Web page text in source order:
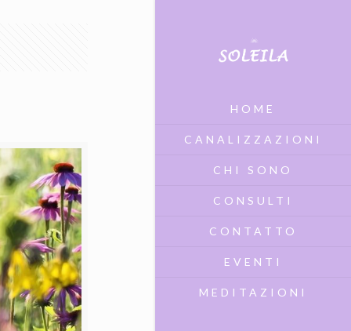
HOME
CANALIZZAZIONI
CHI SONO
CONSULTI
CONTATTO
EVENTI
MEDITAZIONI